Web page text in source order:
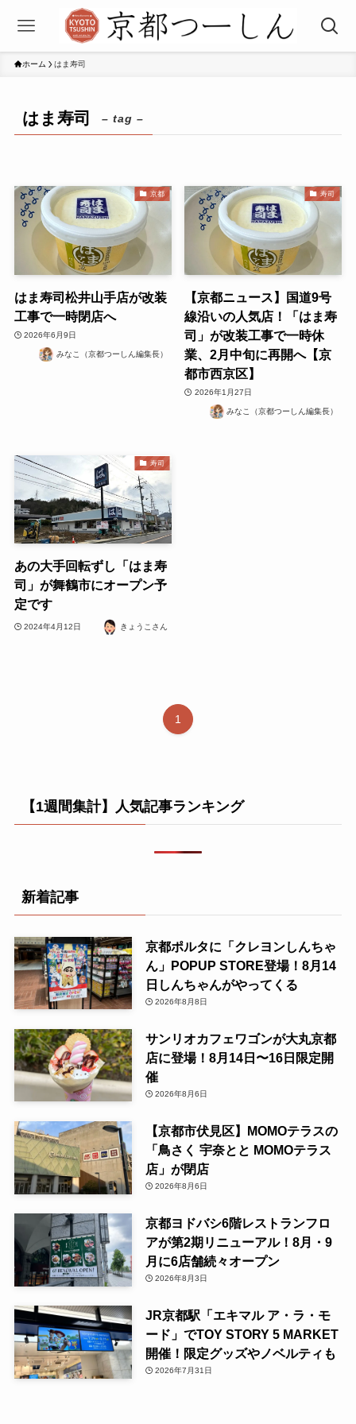
ホーム はま寿司
はま寿司 – tag –
京都
はま寿司松井山手店が改装
工事で一時閉店へ
2026年6月9日
みなこ（京都つーしん編集長）
寿司
【京都ニュース】国道9号
線沿いの人気店！「はま寿
司」が改装工事で一時休
業、2月中旬に再開へ【京
都市西京区】
2026年1月27日
みなこ（京都つーしん編集長）
寿司
あの大手回転ずし「はま寿
司」が舞鶴市にオープン予
定です
2024年4月12日 きょうこさん
1
【1週間集計】人気記事ランキング
新着記事
京都ポルタに「クレヨンしんちゃ
ん」POPUP STORE登場！8月14
日しんちゃんがやってくる
2026年8月8日
サンリオカフェワゴンが大丸京都
店に登場！8月14日〜16日限定開
催
2026年8月6日
【京都市伏見区】MOMOテラスの
「鳥さく 宇奈とと MOMOテラス
店」が閉店
2026年8月6日
京都ヨドバシ6階レストランフロ
アが第2期リニューアル！8月・9
月に6店舗続々オープン
2026年8月3日
JR京都駅「エキマル ア・ラ・モ
ード」でTOY STORY 5 MARKET
開催！限定グッズやノベルティも
2026年7月31日